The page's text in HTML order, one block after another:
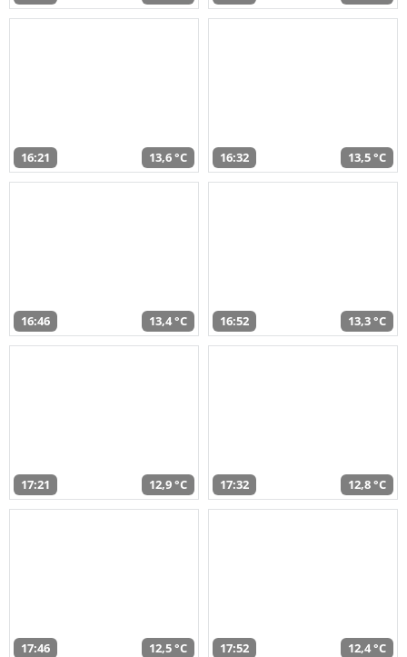
16:21 13,6 °C 16:32 13,5 °C
16:46 13,4 °C 16:52 13,3 °C
17:21 12,9 °C 17:32 12,8 °C
17:46 12,5 °C 17:52 12,4 °C